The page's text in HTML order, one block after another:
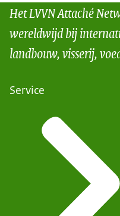
Het LVVN Attaché
wereldwijd bij
landbouw, visserij,
Service